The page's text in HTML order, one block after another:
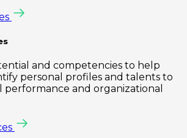
and competencies to help
personal profiles and talents to
and organizational